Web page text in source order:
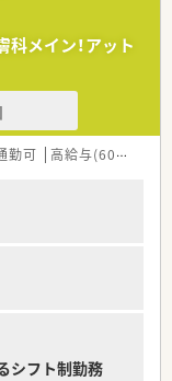
応需しており、併設
ルアップできる環境
られており、キッズ
得率100%です！仕
の取得率で、時短
す。
メイン！アット
勤可 高給与(600万円以上)
シフト制勤務